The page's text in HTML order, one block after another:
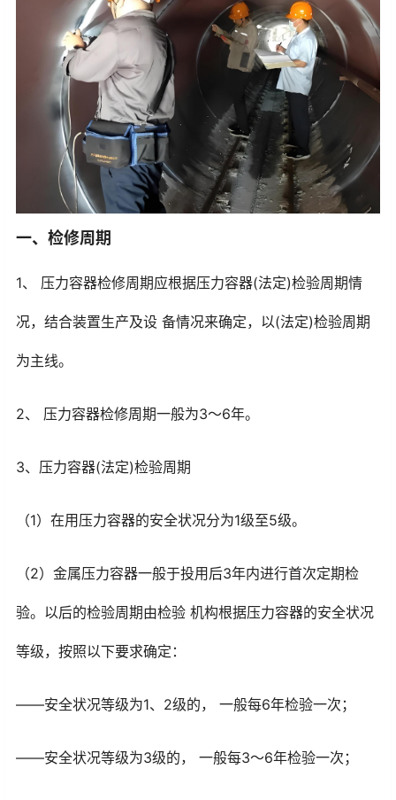
一、检修周期
1、 压力容器检修周期应根据压力容器(法定)检验周期情
况，结合装置生产及设 备情况来确定，以(法定)检验周期
为主线。
2、 压力容器检修周期一般为3～6年。
3、压力容器(法定)检验周期
（1）在用压力容器的安全状况分为1级至5级。
（2）金属压力容器一般于投用后3年内进行首次定期检
验。以后的检验周期由检验 机构根据压力容器的安全状况
等级，按照以下要求确定：
——安全状况等级为1、2级的， 一般每6年检验一次；
——安全状况等级为3级的， 一般每3～6年检验一次；